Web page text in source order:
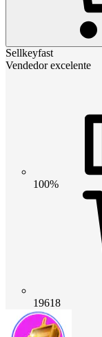
Sellkeyfast
Vendedor excelente
100%
19618